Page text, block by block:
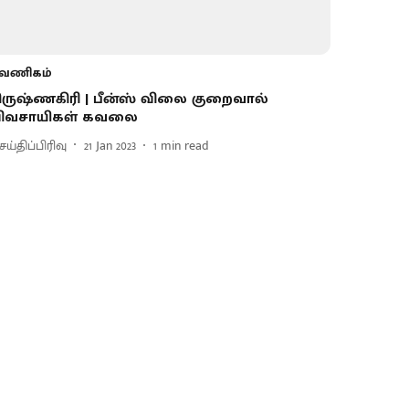
| பீன்ஸ் விலை குறைவால்
கவலை
21 Jan 2023 1 min read